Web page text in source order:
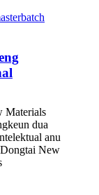
Materials
dua
anu
New